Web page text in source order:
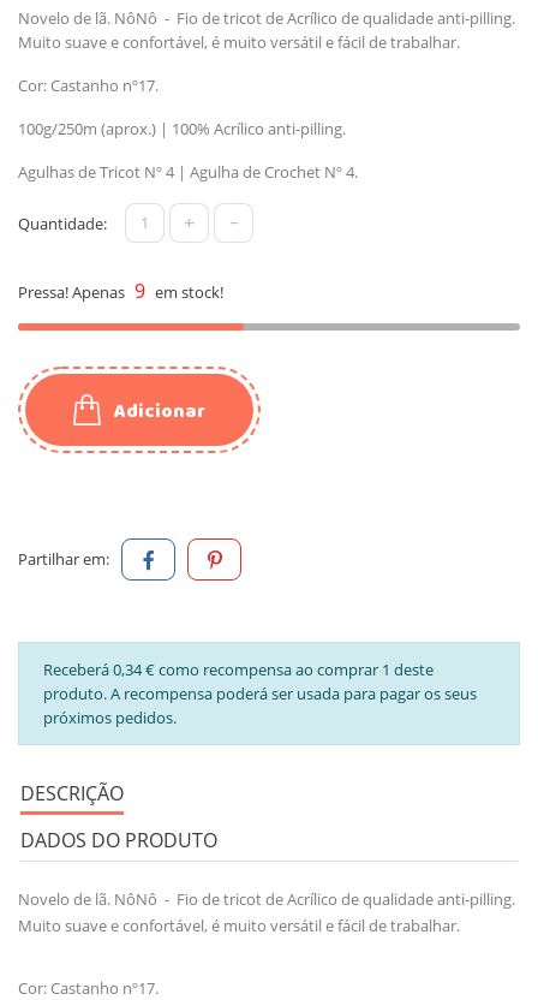
Novelo de lã. NôNô - Fio de tricot de Acrílico de qualidade anti-pilling.
Muito suave e confortável, é muito versátil e fácil de trabalhar.
Cor: Castanho nº17.
100g/250m (aprox.) | 100% Acrílico anti-pilling.
Agulhas de Tricot Nº 4 | Agulha de Crochet Nº 4.
Quantidade: + -
Pressa! Apenas 9 em stock!
Adicionar
Partilhar em:
Receberá 0,34 € como recompensa ao comprar 1 deste
produto. A recompensa poderá ser usada para pagar os seus
próximos pedidos.
DESCRIÇÃO
DADOS DO PRODUTO
Novelo de lã. NôNô - Fio de tricot de Acrílico de qualidade anti-pilling.
Muito suave e confortável, é muito versátil e fácil de trabalhar.
Cor: Castanho nº17.